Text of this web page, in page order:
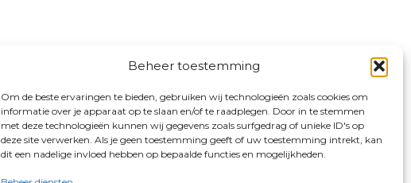
Beheer toestemming
Om de beste ervaringen te bieden, gebruiken wij technologieën zoals cookies om
informatie over je apparaat op te slaan en/of te raadplegen. Door in te stemmen
met deze technologieën kunnen wij gegevens zoals surfgedrag of unieke ID's op
deze site verwerken. Als je geen toestemming geeft of uw toestemming intrekt, kan
dit een nadelige invloed hebben op bepaalde functies en mogelijkheden.